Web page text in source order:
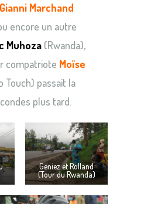
Gianni Marchand
encore un autre
Muhoza (Rwanda),
compatriote Moïse
Touch) passait la
plus tard.
Geniez et Rolland
(Tour du Rwanda)